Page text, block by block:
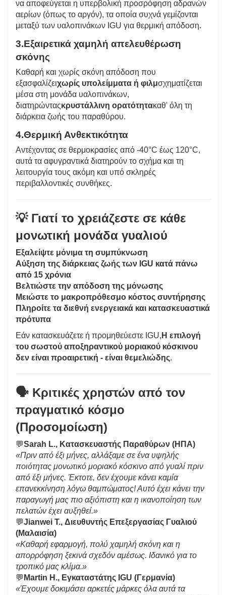
να αποφεύγεται η υπερβολική προσρόφηση αδρανών
αερίων (όπως το αργόν), τα οποία συχνά γεμίζονται
μεταξύ των υαλοπινάκων IGU για θερμική απόδοση.
3.Εξαιρετικά χαμηλή απελευθέρωση
σκόνης
Καθαρή και χωρίς σκόνη απόδοση που
εξασφαλίζειχωρίς υπολείμματα ή φιλμσχηματίζεται
μέσα στη μονάδα υαλοπινάκων,
διατηρώνταςκρυστάλλινη ορατότητακαθ' όλη τη
διάρκεια ζωής του παραθύρου.
4.Θερμική Ανθεκτικότητα
Αντέχοντας σε θερμοκρασίες από -40°C έως 120°C,
αυτά τα αφυγραντικά διατηρούν το σχήμα και τη
λειτουργία τους ακόμη και υπό σκληρές
περιβαλλοντικές συνθήκες.
💡 Γιατί το χρειάζεστε σε κάθε
μονωτική μονάδα γυαλιού
Εξαλείψτε μόνιμα τη συμπύκνωση
Αύξηση της διάρκειας ζωής των IGU κατά πάνω
από 15 χρόνια
Βελτιώστε την απόδοση της μόνωσης
Μειώστε το μακροπρόθεσμο κόστος συντήρησης
Πληροίτε τα διεθνή ενεργειακά και κατασκευαστικά
πρότυπα
Εάν κατασκευάζετε ή προμηθεύεστε IGU, Η επιλογή
του σωστού αποξηραντικού μοριακού κόσκινου
δεν είναι προαιρετική - είναι θεμελιώδης.
🗣️ Κριτικές χρηστών από τον
πραγματικό κόσμο
(Προσομοίωση)
💬Sarah L., Κατασκευαστής Παραθύρων (ΗΠΑ)
«Πριν από έξι μήνες, αλλάξαμε σε ένα υψηλής
ποιότητας μονωτικό μοριακό κόσκινο από γυαλί πριν
από έξι μήνες. Έκτοτε, δεν έχουμε κάνει καμία
επανεκκίνηση λόγω θαμπώματος! Αυτό έχει κάνει την
παραγωγή μας πιο αξιόπιστη και η ικανοποίηση των
πελατών έχει αυξηθεί.»
💬Jianwei T., Διευθυντής Επεξεργασίας Γυαλιού
(Μαλαισία)
«Καθαρή εφαρμογή, πολύ χαμηλή σκόνη και η
απορρόφηση ξεκινά σχεδόν αμέσως. Ιδανικό για το
τροπικό μας κλίμα.»
💬 Martin H., Εγκαταστάτης IGU (Γερμανία)
«Έχουμε δοκιμάσει αρκετές μάρκες όλα αυτά τα